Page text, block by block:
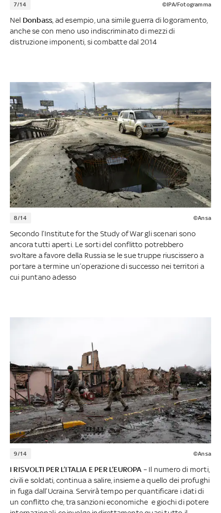
7/14 ©IPA/Fotogramma
Nel Donbass , ad esempio, una simile guerra di logoramento,
anche se con meno uso indiscriminato di mezzi di
distruzione imponenti, si combatte dal 2014
8/14 ©Ansa
Secondo l’Institute for the Study of War gli scenari sono
ancora tutti aperti. Le sorti del conflitto potrebbero
svoltare a favore della Russia se le sue truppe riuscissero a
portare a termine un’operazione di successo nei territori a
cui puntano adesso
9/14 ©Ansa
I RISVOLTI PER L’ITALIA E PER L’EUROPA – Il numero di morti,
civili e soldati, continua a salire, insieme a quello dei profughi
in fuga dall’Ucraina. Servirà tempo per quantificare i dati di
un conflitto che, tra sanzioni economiche e giochi di potere